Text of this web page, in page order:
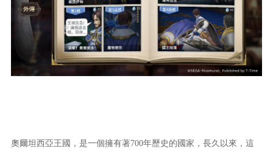
奧爾坦西亞王國，是一個擁有著700年歷史的國家，長久以來，這